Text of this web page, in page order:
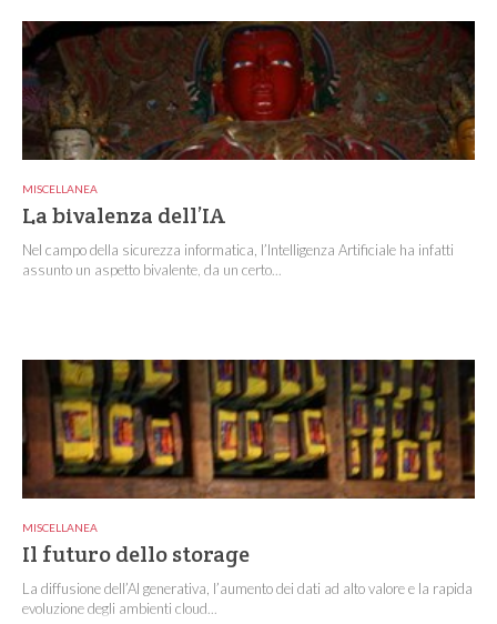
MISCELLANEA
La bivalenza dell’IA
Nel campo della sicurezza informatica, l’Intelligenza Artificiale ha infatti
assunto un aspetto bivalente, da un certo...
MISCELLANEA
Il futuro dello storage
La diffusione dell’AI generativa, l’aumento dei dati ad alto valore e la rapida
evoluzione degli ambienti cloud...